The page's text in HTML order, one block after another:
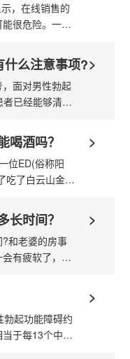
，在线销售的
很危险。一些
... 么注意事项?>
面对男性勃起
已经能够清楚
喝酒吗？ >
位ED(俗称阳
吃了白云山金戈
跟...
长时间？ >
和老婆的房事
有疲软了，我
?白云...
>
起功能障碍约
于每13个中国